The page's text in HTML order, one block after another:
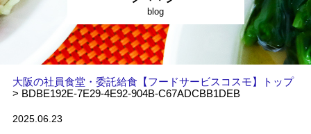
blog
大阪の社員食堂・委託給食【フードサービスコスモ】トップ
> BDBE192E-7E29-4E92-904B-C67ADCBB1DEB
2025.06.23